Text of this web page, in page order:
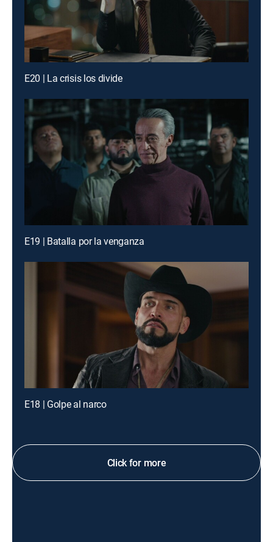
E20 | La crisis los divide
E19 | Batalla por la venganza
E18 | Golpe al narco
Click for more